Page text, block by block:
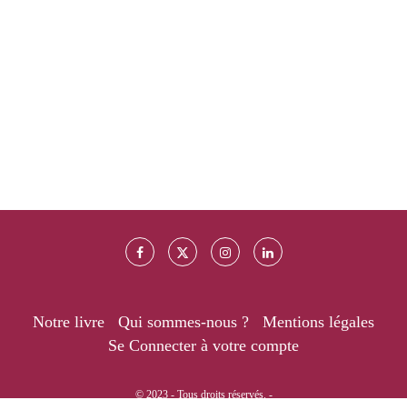
Notre livre Qui sommes-nous ?
Mentions légales
Se Connecter à votre compte
© 2023 - Tous droits réservés. -